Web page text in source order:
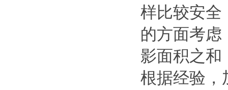
样比较安全
的方面考虑
影面积之和
根据经验，